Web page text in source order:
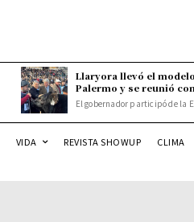
Llaryora llevó el
Palermo y se reunió
El gobernador participó de la
VIDA REVISTA SHOWUP CLIMA